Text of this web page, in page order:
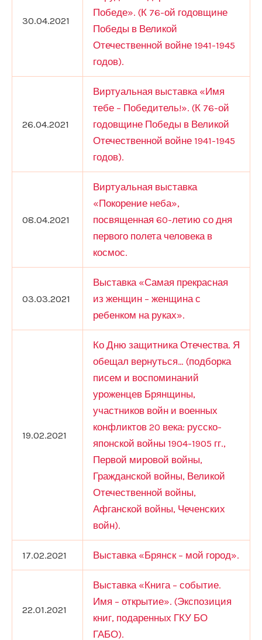
30.04.2021
Победе». (К 76-ой годовщине
Победы в Великой
Отечественной войне 1941-1945
годов).
26.04.2021
Виртуальная выставка «Имя
тебе – Победитель!». (К 76-ой
годовщине Победы в Великой
Отечественной войне 1941-1945
годов).
08.04.2021
Виртуальная выставка
«Покорение неба»,
посвященная 60-летию со дня
первого полета человека в
космос.
03.03.2021
Выставка «Самая прекрасная
из женщин – женщина с
ребенком на руках».
19.02.2021
Ко Дню защитника Отечества. Я
обещал вернуться… (подборка
писем и воспоминаний
уроженцев Брянщины,
участников войн и военных
конфликтов 20 века: русско-
японской войны 1904-1905 гг.,
Первой мировой войны,
Гражданской войны, Великой
Отечественной войны,
Афганской войны, Чеченских
войн).
17.02.2021 Выставка «Брянск – мой город».
22.01.2021
Выставка «Книга – событие.
Имя – открытие». (Экспозиция
книг, подаренных ГКУ БО
ГАБО).